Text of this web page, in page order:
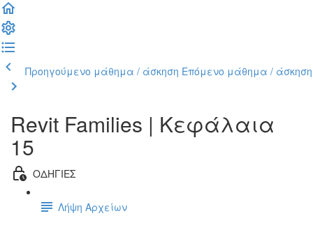
Προηγούμενο μάθημα / άσκηση Επόμενο μάθημα / άσκηση
Revit Families | Kεφάλαια
15
ΟΔΗΓΙΕΣ
Λήψη Αρχείων